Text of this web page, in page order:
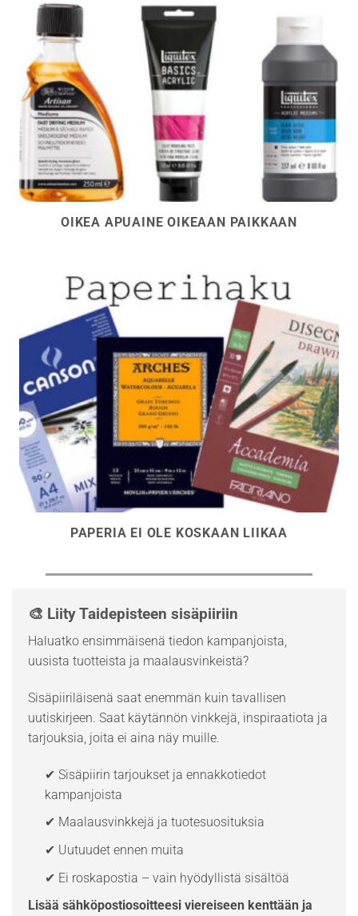
OIKEA APUAINE OIKEAAN PAIKKAAN
PAPERIA EI OLE KOSKAAN LIIKAA
🎨 Liity Taidepisteen sisäpiiriin
Haluatko ensimmäisenä tiedon kampanjoista,
uusista tuotteista ja maalausvinkeistä?
Sisäpiiriläisenä saat enemmän kuin tavallisen
uutiskirjeen. Saat käytännön vinkkejä, inspiraatiota ja
tarjouksia, joita ei aina näy muille.
✔ Sisäpiirin tarjoukset ja ennakkotiedot
kampanjoista
✔ Maalausvinkkejä ja tuotesuosituksia
✔ Uutuudet ennen muita
✔ Ei roskapostia – vain hyödyllistä sisältöä
Lisää sähköpostiosoitteesi viereiseen kenttään ja